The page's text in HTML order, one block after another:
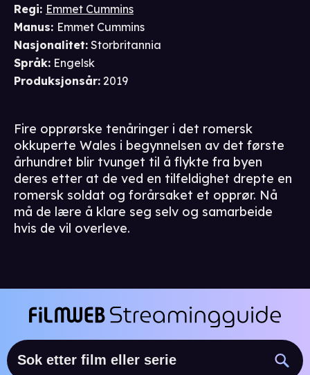
Regi: Emmet Cummins
Manus: Emmet Cummins
Nasjonalitet: Storbritannia
Språk: Engelsk
Produksjonsår: 2019
Fire opprørske tenåringer i det romersk
okkuperte Wales i begynnelsen av det første
århundret blir tvunget til å flykte fra byen
deres etter at de ved en tilfeldighet drepte en
romersk soldat og forårsaket et opprør. Nå
må de lære å klare seg selv og samarbeide
hvis de vil overleve.